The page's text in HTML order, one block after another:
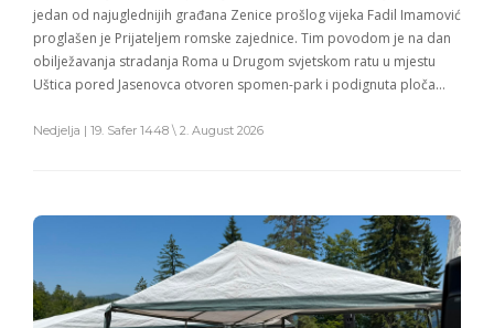
jedan od najuglednijih građana Zenice prošlog vijeka Fadil Imamović
proglašen je Prijateljem romske zajednice. Tim povodom je na dan
obilježavanja stradanja Roma u Drugom svjetskom ratu u mjestu
Uštica pored Jasenovca otvoren spomen-park i podignuta ploča…
Nedjelja | 19. Safer 1448 \ 2. August 2026